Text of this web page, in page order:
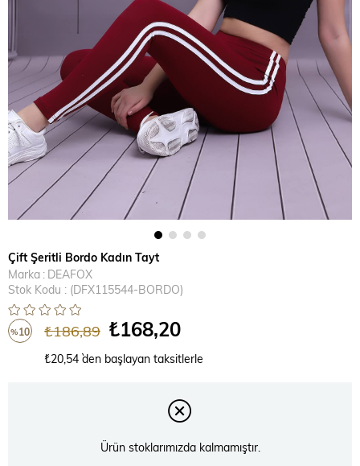
Çift Şeritli Bordo Kadın Tayt
Marka : DEAFOX
Stok Kodu
(DFX115544-BORDO)
%10 ₺186,89 ₺168,20
₺20,54 `den başlayan taksitlerle
Ürün stoklarımızda kalmamıştır.